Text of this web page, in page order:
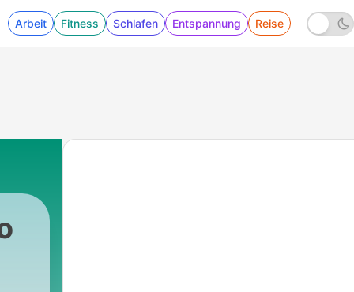
Arbeit Fitness Schlafen Entspannung Reise